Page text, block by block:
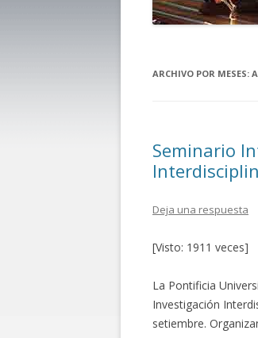
ARCHIVO POR MESES:
Seminario
Deja una respuesta
[Visto: 1911 veces]
La Pontificia
Investigación
setiembre.